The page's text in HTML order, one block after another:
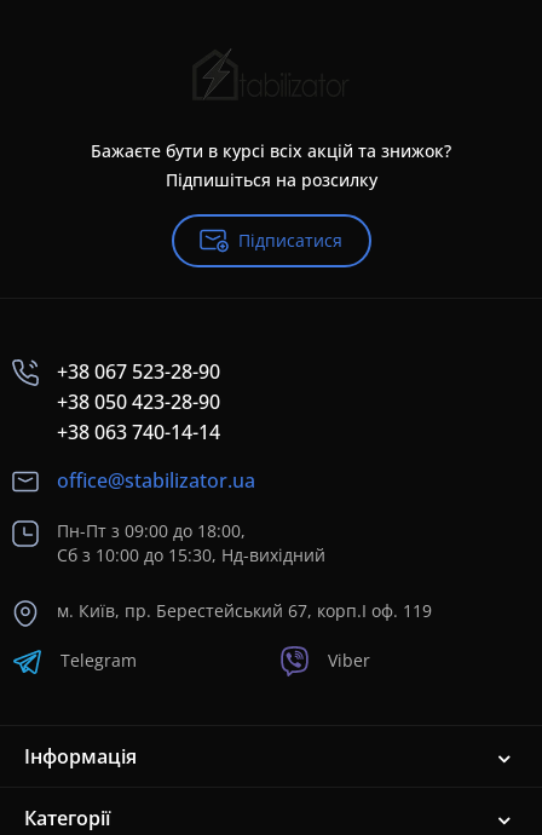
Бажаєте бути в курсі всіх акцій та знижок?
Підпишіться на розсилку
Підписатися
+38 067 523-28-90
+38 050 423-28-90
+38 063 740-14-14
office@stabilizator.ua
Пн-Пт з 09:00 до 18:00,
Сб з 10:00 до 15:30, Нд-вихідний
м. Київ, пр. Берестейський 67, корп.I оф. 119
Telegram Viber
Інформація
Категорії